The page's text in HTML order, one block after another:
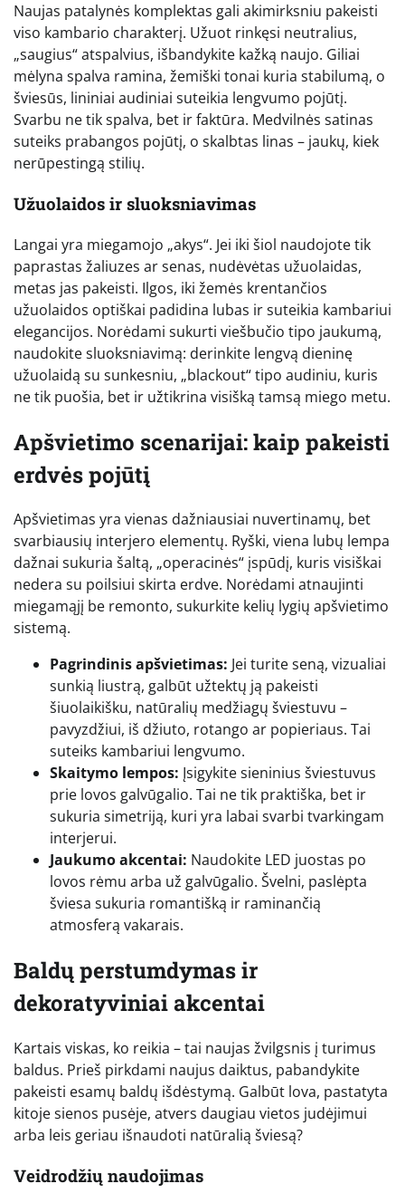
Naujas patalynės komplektas gali akimirksniu pakeisti
viso kambario charakterį. Užuot rinkęsi neutralius,
„saugius“ atspalvius, išbandykite kažką naujo. Giliai
mėlyna spalva ramina, žemiški tonai kuria stabilumą, o
šviesūs, lininiai audiniai suteikia lengvumo pojūtį.
Svarbu ne tik spalva, bet ir faktūra. Medvilnės satinas
suteiks prabangos pojūtį, o skalbtas linas – jaukų, kiek
nerūpestingą stilių.
Užuolaidos ir sluoksniavimas
Langai yra miegamojo „akys“. Jei iki šiol naudojote tik
paprastas žaliuzes ar senas, nudėvėtas užuolaidas,
metas jas pakeisti. Ilgos, iki žemės krentančios
užuolaidos optiškai padidina lubas ir suteikia kambariui
elegancijos. Norėdami sukurti viešbučio tipo jaukumą,
naudokite sluoksniavimą: derinkite lengvą dieninę
užuolaidą su sunkesniu, „blackout“ tipo audiniu, kuris
ne tik puošia, bet ir užtikrina visišką tamsą miego metu.
Apšvietimo scenarijai: kaip pakeisti
erdvės pojūtį
Apšvietimas yra vienas dažniausiai nuvertinamų, bet
svarbiausių interjero elementų. Ryški, viena lubų lempa
dažnai sukuria šaltą, „operacinės“ įspūdį, kuris visiškai
nedera su poilsiui skirta erdve. Norėdami atnaujinti
miegamąjį be remonto, sukurkite kelių lygių apšvietimo
sistemą.
Pagrindinis apšvietimas: Jei turite seną, vizualiai
sunkią liustrą, galbūt užtektų ją pakeisti
šiuolaikišku, natūralių medžiagų šviestuvu –
pavyzdžiui, iš džiuto, rotango ar popieriaus. Tai
suteiks kambariui lengvumo.
Skaitymo lempos: Įsigykite sieninius šviestuvus
prie lovos galvūgalio. Tai ne tik praktiška, bet ir
sukuria simetriją, kuri yra labai svarbi tvarkingam
interjerui.
Jaukumo akcentai: Naudokite LED juostas po
lovos rėmu arba už galvūgalio. Švelni, paslėpta
šviesa sukuria romantišką ir raminančią
atmosferą vakarais.
Baldų perstumdymas ir
dekoratyviniai akcentai
Kartais viskas, ko reikia – tai naujas žvilgsnis į turimus
baldus. Prieš pirkdami naujus daiktus, pabandykite
pakeisti esamų baldų išdėstymą. Galbūt lova, pastatyta
kitoje sienos pusėje, atvers daugiau vietos judėjimui
arba leis geriau išnaudoti natūralią šviesą?
Veidrodžių naudojimas